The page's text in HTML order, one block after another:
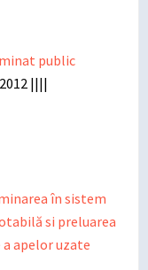
public
||||
în sistem
si preluarea
a apelor uzate